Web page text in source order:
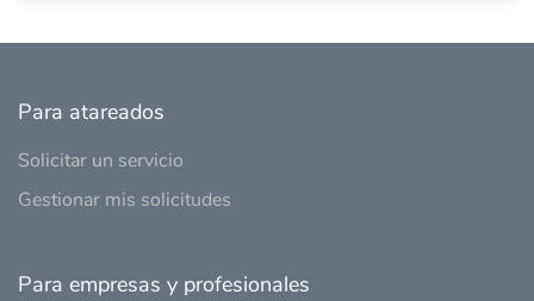
Para atareados
Solicitar un servicio
Gestionar mis solicitudes
Para empresas y profesionales